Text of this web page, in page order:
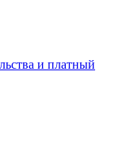
и платный